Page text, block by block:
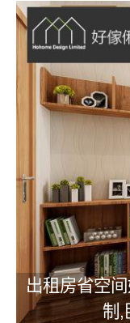
出租房省空
制,